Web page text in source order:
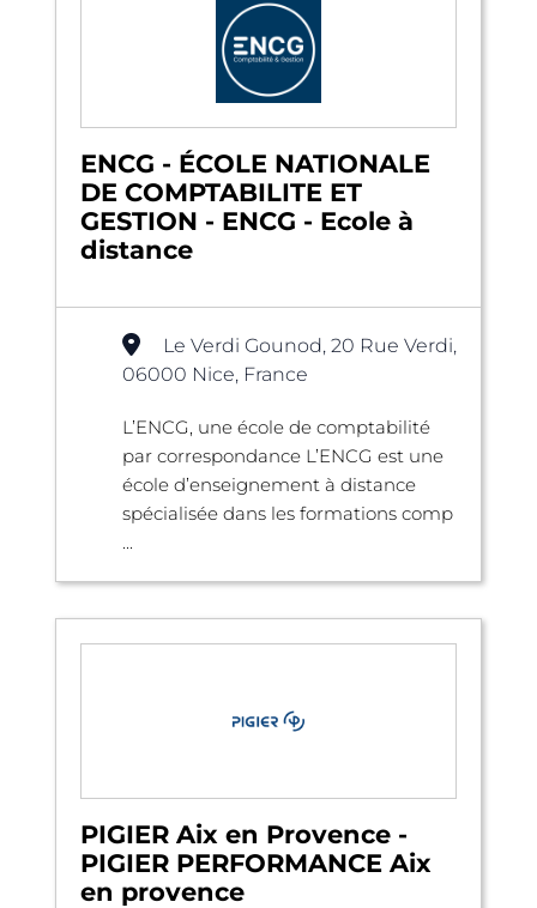
ENCG - ÉCOLE NATIONALE
DE COMPTABILITE ET
GESTION - ENCG - Ecole à
distance
Le Verdi Gounod, 20 Rue Verdi,
06000 Nice, France
L’ENCG, une école de comptabilité
par correspondance L’ENCG est une
école d’enseignement à distance
spécialisée dans les formations comp
...
PIGIER Aix en Provence -
PIGIER PERFORMANCE Aix
en provence